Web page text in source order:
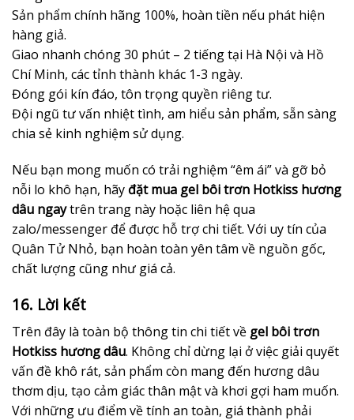
Sản phẩm chính hãng 100%, hoàn tiền nếu phát hiện
hàng giả.
Giao nhanh chóng 30 phút – 2 tiếng tại Hà Nội và Hồ
Chí Minh, các tỉnh thành khác 1-3 ngày.
Đóng gói kín đáo, tôn trọng quyền riêng tư.
Đội ngũ tư vấn nhiệt tình, am hiểu sản phẩm, sẵn sàng
chia sẻ kinh nghiệm sử dụng.
Nếu bạn mong muốn có trải nghiệm “êm ái” và gỡ bỏ
nỗi lo khô hạn, hãyđặt mua gel bôi trơn Hotkiss hương
dâu ngaytrên trang này hoặc liên hệ qua
zalo/messenger để được hỗ trợ chi tiết. Với uy tín của
Quân Tử Nhỏ, bạn hoàn toàn yên tâm về nguồn gốc,
chất lượng cũng như giá cả.
16. Lời kết
Trên đây là toàn bộ thông tin chi tiết về gel bôi trơn
Hotkiss hương dâu. Không chỉ dừng lại ở việc giải quyết
vấn đề khô rát, sản phẩm còn mang đến hương dâu
thơm dịu, tạo cảm giác thân mật và khơi gợi ham muốn.
Với những ưu điểm về tính an toàn, giá thành phải